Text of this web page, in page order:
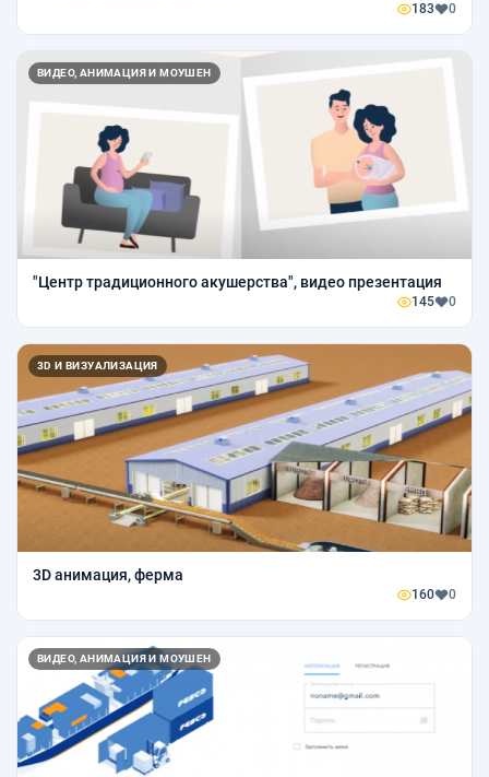
183 0
ВИДЕО, АНИМАЦИЯ И МОУШЕН
"Центр традиционного акушерства", видео презентация
145 0
3D И ВИЗУАЛИЗАЦИЯ
3D анимация, ферма
160 0
ВИДЕО, АНИМАЦИЯ И МОУШЕН